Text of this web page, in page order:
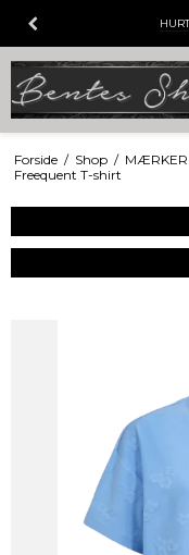
Forside / Shop / MÆRKER
Freequent T-shirt